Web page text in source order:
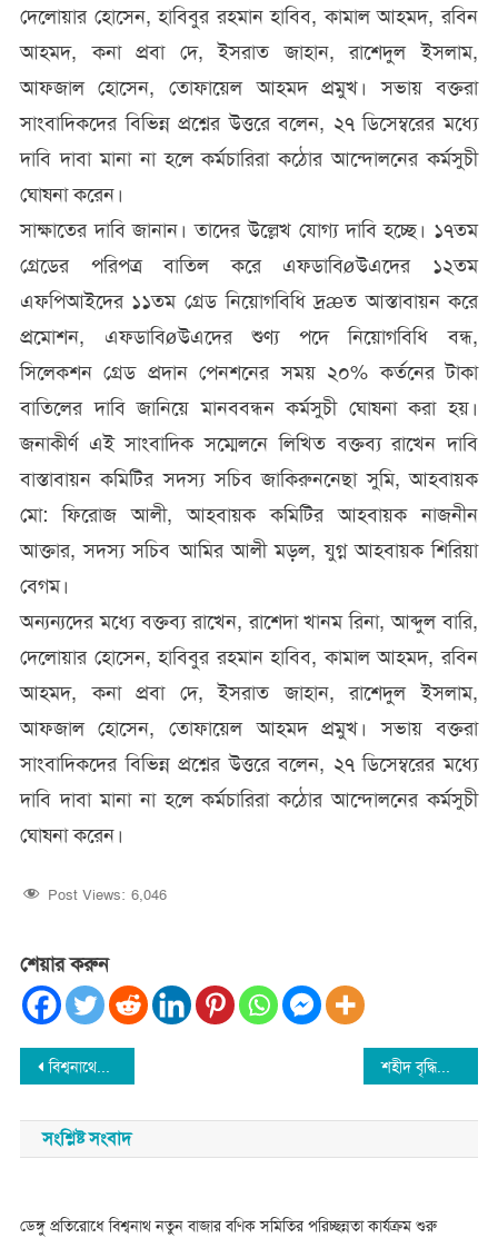
দেলোয়ার হোসেন, হাবিবুর রহমান হাবিব, কামাল আহমদ, রবিন
আহমদ, কনা প্রবা দে, ইসরাত জাহান, রাশেদুল ইসলাম,
আফজাল হোসেন, তোফায়েল আহমদ প্রমুখ। সভায় বক্তরা
সাংবাদিকদের বিভিন্ন প্রশ্নের উত্তরে বলেন, ২৭ ডিসেম্বরের মধ্যে
দাবি দাবা মানা না হলে কর্মচারিরা কঠোর আন্দোলনের কর্মসুচী
ঘোষনা করেন।
সাক্ষাতের দাবি জানান। তাদের উল্লেখ যোগ্য দাবি হচ্ছে। ১৭তম
গ্রেডের পরিপত্র বাতিল করে এফডাবিøউএদের ১২তম
এফপিআইদের ১১তম গ্রেড নিয়োগবিধি দ্রæত আস্তাবায়ন করে
প্রমোশন, এফডাবিøউএদের শুণ্য পদে নিয়োগবিধি বন্ধ,
সিলেকশন গ্রেড প্রদান পেনশনের সময় ২০% কর্তনের টাকা
বাতিলের দাবি জানিয়ে মানববন্ধন কর্মসুচী ঘোষনা করা হয়।
জনাকীর্ণ এই সাংবাদিক সম্মেলনে লিখিত বক্তব্য রাখেন দাবি
বাস্তাবায়ন কমিটির সদস্য সচিব জাকিরুননেছা সুমি, আহবায়ক
মো: ফিরোজ আলী, আহবায়ক কমিটির আহবায়ক নাজনীন
আক্তার, সদস্য সচিব আমির আলী মড়ল, যুগ্ন আহবায়ক শিরিয়া
বেগম।
অন্যন্যদের মধ্যে বক্তব্য রাখেন, রাশেদা খানম রিনা, আব্দুল বারি,
দেলোয়ার হোসেন, হাবিবুর রহমান হাবিব, কামাল আহমদ, রবিন
আহমদ, কনা প্রবা দে, ইসরাত জাহান, রাশেদুল ইসলাম,
আফজাল হোসেন, তোফায়েল আহমদ প্রমুখ। সভায় বক্তরা
সাংবাদিকদের বিভিন্ন প্রশ্নের উত্তরে বলেন, ২৭ ডিসেম্বরের মধ্যে
দাবি দাবা মানা না হলে কর্মচারিরা কঠোর আন্দোলনের কর্মসুচী
ঘোষনা করেন।
Post Views: 6,046
শেয়ার করুন
Post
navigation
বিশ্বনাথের দশঘর প্রথম ইউনিয়ন আন্ত: ক্রিকেট টুর্ণামেন্টের উদ্বোধন শহীদ বৃদ্ধিজীবী দিবসে বিশ্বনাথ প্রশাসনের শ্রদ্ধাঞ্জলি অর্পন-সভা
সংশ্লিষ্ট সংবাদ
ডেঙ্গু প্রতিরোধে বিশ্বনাথ নতুন বাজার বণিক সমিতির পরিচ্ছন্নতা কার্যক্রম শুরু